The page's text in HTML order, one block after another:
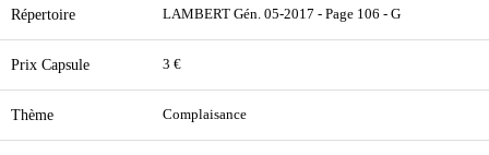
Répertoire LAMBERT Gén. 05-2017 - Page 106 - G
Prix Capsule 3 €
Thème Complaisance